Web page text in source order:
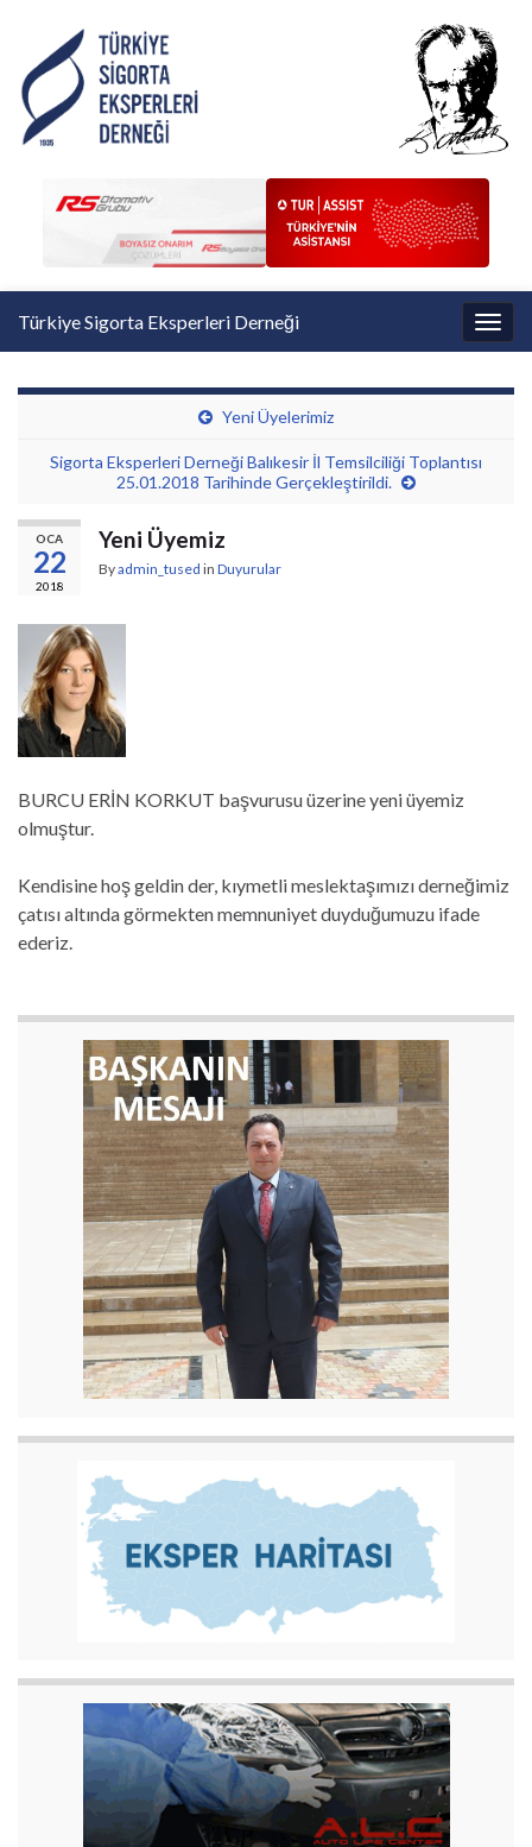
Türkiye Sigorta Eksperleri Derneği
Yeni Üyelerimiz
Sigorta Eksperleri Derneği Balıkesir İl Temsilciliği Toplantısı
25.01.2018 Tarihinde Gerçekleştirildi.
OCA
22
2018
Yeni Üyemiz
Byadmin_tused in Duyurular
BURCU ERİN KORKUT başvurusu üzerine yeni üyemiz
olmuştur.
Kendisine hoş geldin der, kıymetli meslektaşımızı derneğimiz
çatısı altında görmekten memnuniyet duyduğumuzu ifade
ederiz.